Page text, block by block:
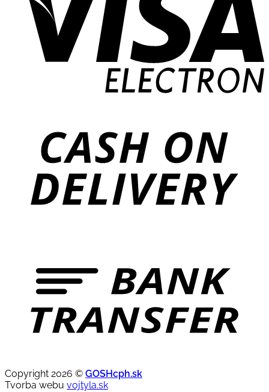
Copyright 2026 © GOSHcph.sk
Tvorba webu vojtyla.sk